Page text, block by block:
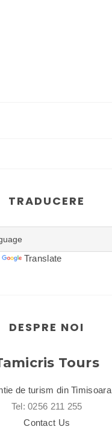
TRADUCERE
Translate
DESPRE NOI
Tours
de turism din Timisoara
Tel: 0256 211 255
Contact Us